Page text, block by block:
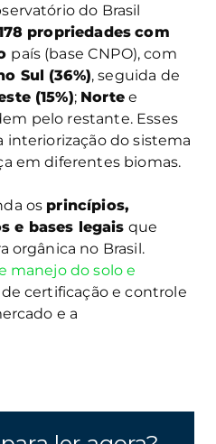
do Brasil
propriedades com
país (base CNPO), com
Sul (36%), seguida de
(15%); Nortee
pelo restante. Esses
interiorização do sistema
em diferentes biomas.
os princípios,
e bases legais que
orgânica no Brasil.
manejo do solo e
de certificação e controle
e a